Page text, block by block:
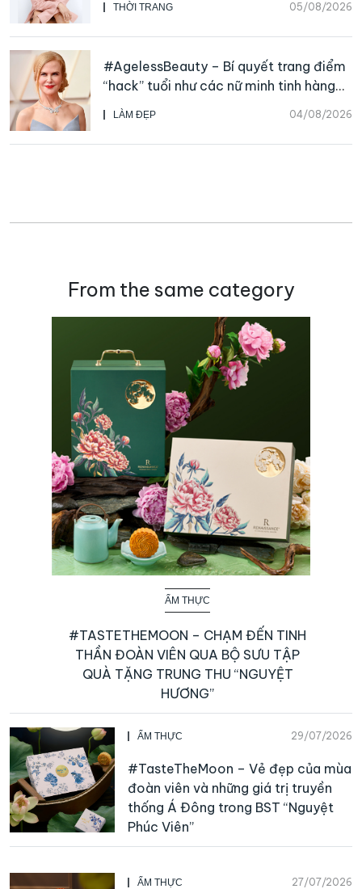
THỜI TRANG 05/08/2026
LÀM ĐẸP 04/08/2026
#AgelessBeauty – Bí quyết trang điểm
“hack” tuổi như các nữ minh tinh hàng
đầu
From the same category
ẨM THỰC
#TASTETHEMOON – CHẠM ĐẾN TINH
THẦN ĐOÀN VIÊN QUA BỘ SƯU TẬP
QUÀ TẶNG TRUNG THU “NGUYỆT
HƯƠNG”
ẨM THỰC 29/07/2026
#TasteTheMoon – Vẻ đẹp của mùa
đoàn viên và những giá trị truyền
thống Á Đông trong BST “Nguyệt
Phúc Viên”
ẨM THỰC 27/07/2026